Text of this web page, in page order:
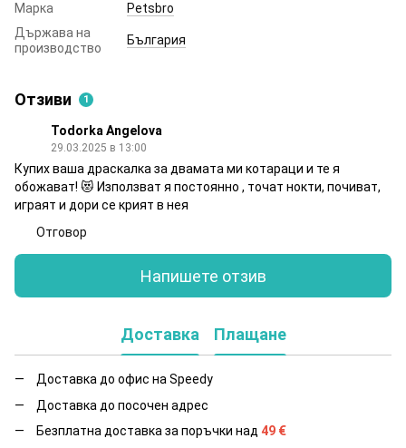
Марка
Petsbro
Държава на
производство
България
Отзиви 1
Todorka Angelova
29.03.2025 в 13:00
Купих ваша драскалка за двамата ми котараци и те я
обожават! 😻 Използват я постоянно , точат нокти, почиват,
играят и дори се крият в нея
Отговор
Напишете отзив
Доставка Плащане
Доставка до офис на Speedy
Доставка до посочен адрес
Безплатна доставка за поръчки над 49 €